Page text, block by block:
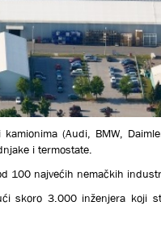
(Audi, BMW,
i termostate.
100 najvećih nemačkih
skoro 3.000 inženjera koji